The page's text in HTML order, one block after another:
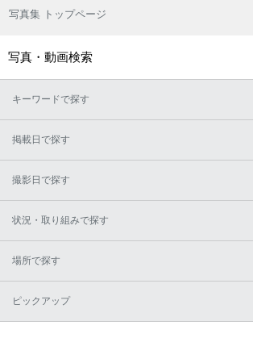
写真集 トップページ
写真・動画検索
キーワードで探す
掲載日で探す
撮影日で探す
状況・取り組みで探す
場所で探す
ピックアップ